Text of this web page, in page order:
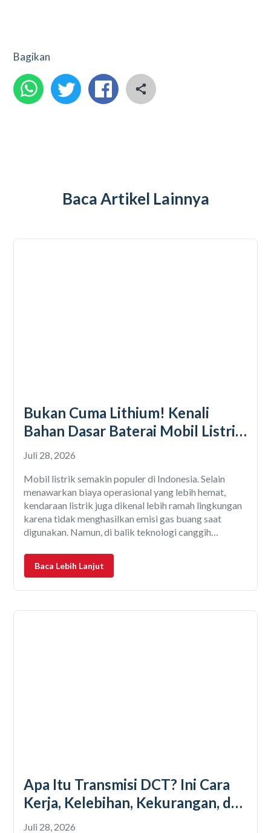
Bagikan
Baca Artikel Lainnya
Bukan Cuma Lithium! Kenali
Bahan Dasar Baterai Mobil Listrik
yang Menentukan Performa dan
Juli 28, 2026
Mobil listrik semakin populer di Indonesia. Selain
menawarkan biaya operasional yang lebih hemat,
kendaraan listrik juga dikenal lebih ramah lingkungan
karena tidak menghasilkan emisi gas buang saat
digunakan. Namun, di balik teknologi canggih
utama kendaraan listrik, yaitu baterai. Masih banyak
orang yang mengira baterai mobil listrik hanya
Baca Lebih Lanjut
Apa Itu Transmisi DCT? Ini Cara
Kerja, Kelebihan, Kekurangan, dan
Bedanya dengan CVT
Juli 28, 2026